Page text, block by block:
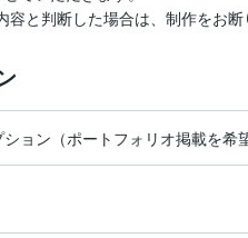
ョン（ポートフォリオ掲載を希